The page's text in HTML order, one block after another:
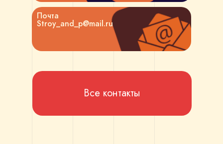
Почта
Stroy_and_p@mail.ru
Все контакты